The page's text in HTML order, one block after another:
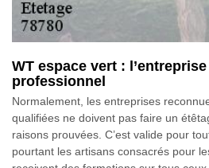
WT espace vert :
professionnel
Normalement, les entreprises
qualifiées ne doivent pas faire un
raisons prouvées. C’est valide pour
pourtant les artisans consacrés pour